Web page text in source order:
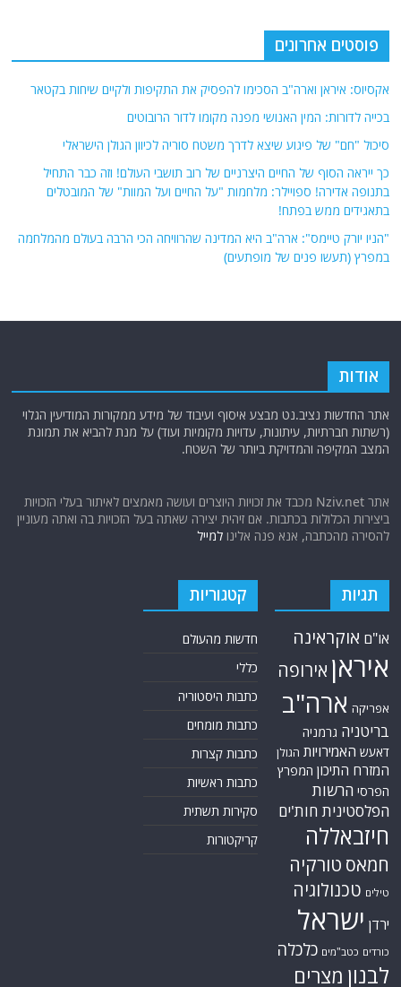
פוסטים אחרונים
אקסיוס: איראן וארה"ב הסכימו להפסיק את התקיפות ולקיים שיחות בקטאר
בכייה לדורות: המין האנושי מפנה מקומו לדור הרובוטים
סיכול "חם" של פיגוע שיצא לדרך משטח סוריה לכיוון הגולן הישראלי
כך ייראה הסוף של החיים היצרניים של רוב תושבי העולם! וזה כבר התחיל
בתנופה אדירה! ספויילר: מלחמות "על החיים ועל המוות" של המובטלים
בתאגידים ממש בפתח!
"הניו יורק טיימס": ארה"ב היא המדינה שהרוויחה הכי הרבה בעולם מהמלחמה
במפרץ (תעשו פנים של מופתעים)
אודות
אתר החדשות נציב.נט מבצע איסוף ועיבוד של מידע ממקורות המודיעין הגלוי
(רשתות חברתיות, עיתונות, עדויות מקומיות ועוד) על מנת להביא את תמונת
המצב המקיפה והמדויקת ביותר של השטח.
אתר Nziv.net מכבד את זכויות היוצרים ועושה מאמצים לאיתור בעלי הזכויות
ביצירות הכלולות בכתבות. אם זיהית יצירה שאתה בעל הזכויות בה ואתה מעוניין
להסירה מהכתבה, אנא פנה אלינולמייל
תגיות
או"ם אוקראינה
איראן אירופה
אפריקה ארה"ב
בריטניה גרמניה
דאעש האמירויות הגולן
המזרח התיכון המפרץ
הפרסי הרשות
הפלסטינית חות'ים
חיזבאללה
חמאס טורקיה
טילים טכנולוגיה
ירדן ישראל
כורדים כטב"מים כלכלה
לבנון מצרים
קטגוריות
חדשות מהעולם
כללי
כתבות היסטוריה
כתבות מומחים
כתבות קצרות
כתבות ראשיות
סקירות תשתית
קריקטורות